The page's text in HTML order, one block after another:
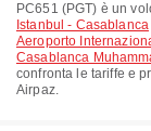
PC651 (PGT) è un
Istanbul - Casablanca
Aeroporto
Casablanca
confronta le tariffe e
Airpaz.